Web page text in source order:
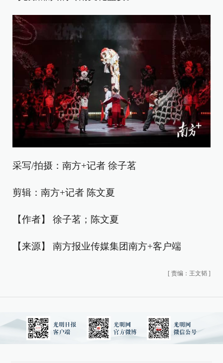
采写/拍摄：南方+记者 徐子茗
剪辑：南方+记者 陈文夏
【作者】 徐子茗；陈文夏
【来源】 南方报业传媒集团南方+客户端
[ 责编：王文韬 ]